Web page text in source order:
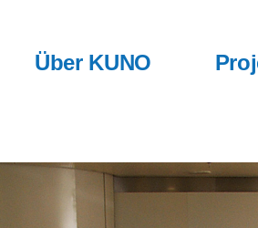
Über KUNO